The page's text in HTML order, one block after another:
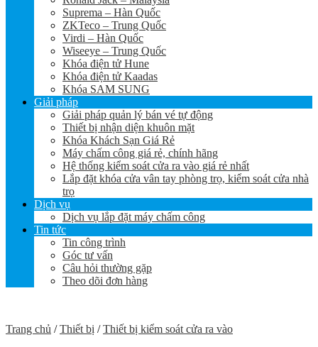
Suprema – Hàn Quốc
ZKTeco – Trung Quốc
Virdi – Hàn Quốc
Wiseeye – Trung Quốc
Khóa điện tử Hune
Khóa điện tử Kaadas
Khóa SAM SUNG
Giải pháp
Giải pháp quản lý bán vé tự động
Thiết bị nhận diện khuôn mặt
Khóa Khách Sạn Giá Rẻ
Máy chấm công giá rẻ, chính hãng
Hệ thống kiểm soát cửa ra vào giá rẻ nhất
Lắp đặt khóa cửa vân tay phòng trọ, kiểm soát cửa nhà
trọ
Dịch vụ
Dịch vụ lắp đặt máy chấm công
Tin tức
Tin công trình
Góc tư vấn
Câu hỏi thường gặp
Theo dõi đơn hàng
Trang chủ / Thiết bị / Thiết bị kiểm soát cửa ra vào